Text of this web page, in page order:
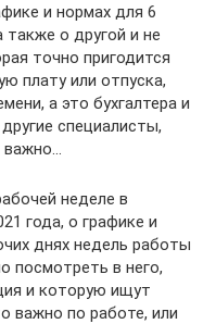
и нормах для 6
также о другой и не
точно пригодится
плату или отпуска,
а это бухгалтера и
специалисты,
важно…
неделе в
года, о графике и
днях недель работы
посмотреть в него,
и которую ищут
важно по работе, или